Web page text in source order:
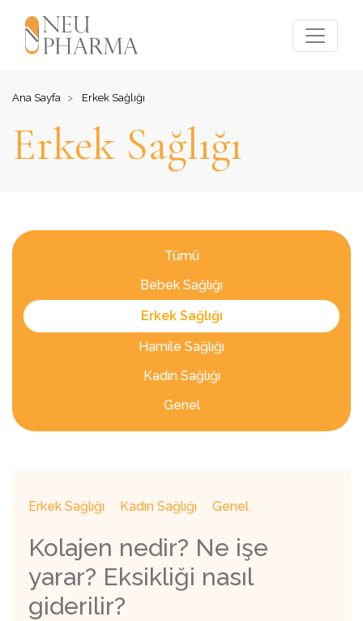
Ana Sayfa Erkek Sağlığı
Erkek Sağlığı
Tümü
Bebek Sağlığı
Erkek Sağlığı
Hamile Sağlığı
Kadın Sağlığı
Genel
Erkek Sağlığı Kadın Sağlığı Genel
Kolajen nedir? Ne işe
yarar? Eksikliği nasıl
giderilir?